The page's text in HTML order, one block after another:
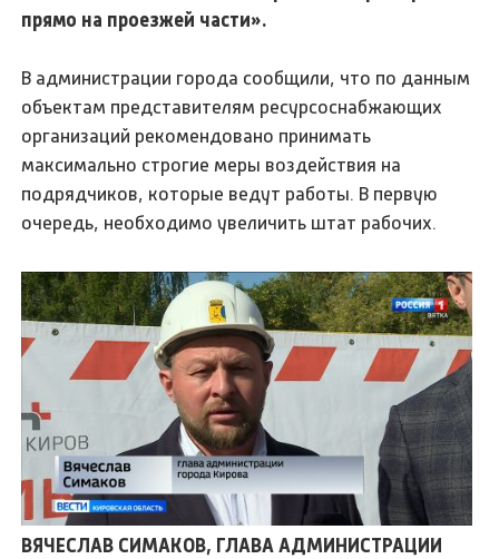
прямо на проезжей части».
В администрации города сообщили, что по данным
объектам представителям ресурсоснабжающих
организаций рекомендовано принимать
максимально строгие меры воздействия на
подрядчиков, которые ведут работы. В первую
очередь, необходимо увеличить штат рабочих.
ВЯЧЕСЛАВ СИМАКОВ, ГЛАВА АДМИНИСТРАЦИИ